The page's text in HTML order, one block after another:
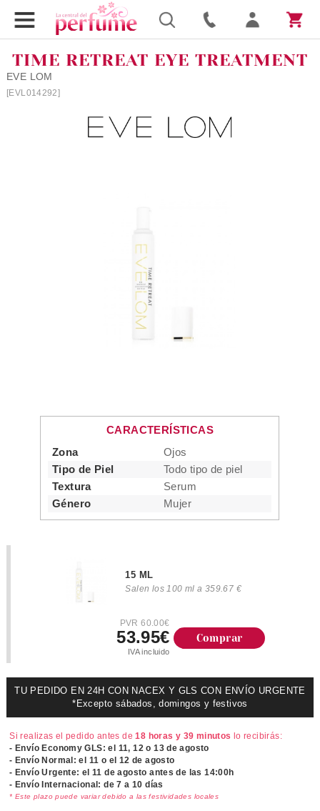
TIME RETREAT EYE TREATMENT
EVE LOM
[EVL014292]
CARACTERÍSTICAS
Zona
Ojos
Tipo de Piel
Todo tipo de piel
Textura
Serum
Género
Mujer
15 ML
Salen los 100 ml a 359.67 €
PVR 60.00€
53.95€
IVA incluido
Comprar
TU PEDIDO EN 24H CON NACEX Y GLS CON ENVÍO URGENTE
*Excepto sábados, domingos y festivos
Si realizas el pedido antes de18 horas y 39 minutos lo recibirás:
- Envío Economy GLS: el 11, 12 o 13 de agosto
- Envío Normal: el 11 o el 12 de agosto
- Envío Urgente: el11 de agosto antes de las 14:00h
- Envío Internacional: de 7 a 10 días
* Este plazo puede variar debido a las festividades locales